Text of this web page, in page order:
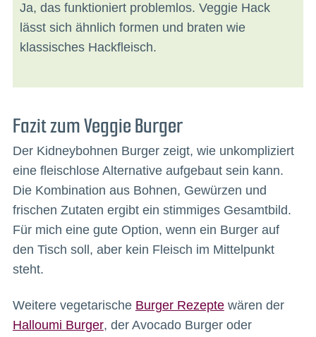
Ja, das funktioniert problemlos. Veggie Hack
lässt sich ähnlich formen und braten wie
klassisches Hackfleisch.
Fazit zum Veggie Burger
Der Kidneybohnen Burger zeigt, wie unkompliziert
eine fleischlose Alternative aufgebaut sein kann.
Die Kombination aus Bohnen, Gewürzen und
frischen Zutaten ergibt ein stimmiges Gesamtbild.
Für mich eine gute Option, wenn ein Burger auf
den Tisch soll, aber kein Fleisch im Mittelpunkt
steht.
Weitere vegetarische Burger Rezeptewären der
Halloumi Burger, der Avocado Burger oder